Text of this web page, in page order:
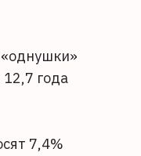
12,7 года
7,4%